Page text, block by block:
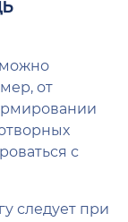
от
с
следует при